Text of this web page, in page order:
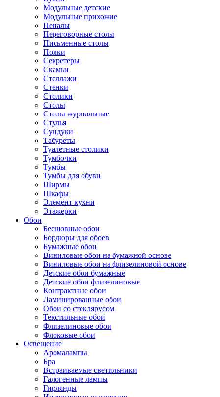
Модульные детские
Модульные прихожие
Пеналы
Переговорные столы
Письменные столы
Полки
Секретеры
Скамьи
Стеллажи
Стенки
Столики
Столы
Столы журнальные
Стулья
Сундуки
Табуреты
Туалетные столики
Тумбочки
Тумбы
Тумбы для обуви
Ширмы
Шкафы
Элемент кухни
Этажерки
Обои
Бесшовные обои
Бордюры для обоев
Бумажные обои
Виниловые обои на бумажной основе
Виниловые обои на флизелиновой основе
Детские обои бумажные
Детские обои флизелиновые
Контрактные обои
Ламинированные обои
Обои со стеклярусом
Текстильные обои
Флизелиновые обои
Флоковые обои
Освещение
Аромалампы
Бра
Встраиваемые светильники
Галогенные лампы
Гирлянды